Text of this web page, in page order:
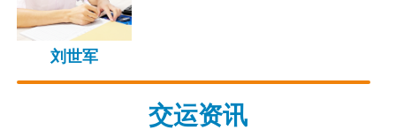
刘世军
交运资讯